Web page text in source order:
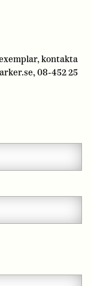
kontakta
, 08-452 25